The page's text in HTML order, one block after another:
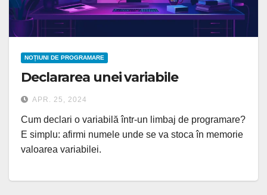
NOȚIUNI DE PROGRAMARE
Declararea unei variabile
APR. 25, 2024
Cum declari o variabilă într-un limbaj de programare?
E simplu: afirmi numele unde se va stoca în memorie
valoarea variabilei.